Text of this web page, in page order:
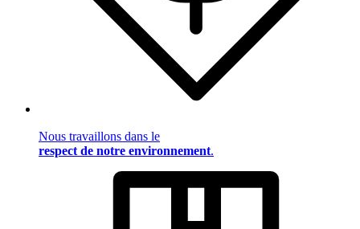
Nous travaillons dans le
respect de notre environnement.